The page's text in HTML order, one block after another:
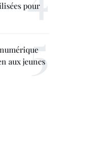
pour
aux jeunes